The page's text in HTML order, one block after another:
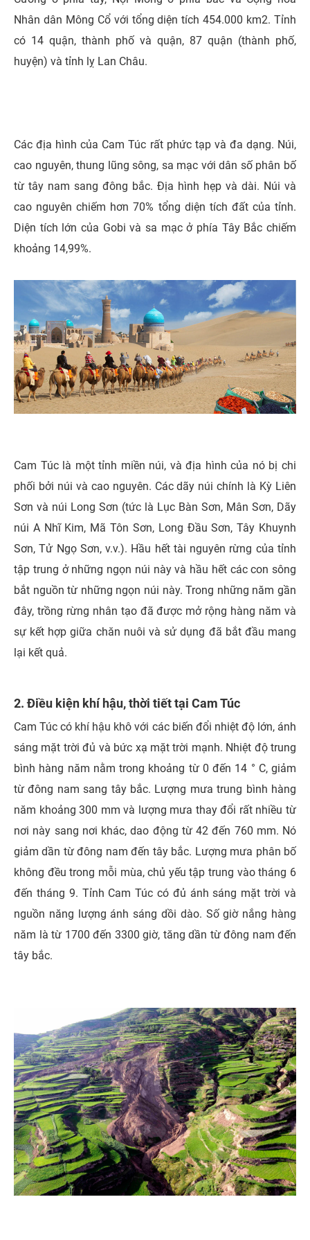
Nhân dân Mông Cổ với tổng diện tích 454.000 km2. Tỉnh
có 14 quận, thành phố và quận, 87 quận (thành phố,
huyện) và tỉnh lỵ Lan Châu.
Các địa hình của Cam Túc rất phức tạp và đa dạng. Núi,
cao nguyên, thung lũng sông, sa mạc với dân số phân bố
từ tây nam sang đông bắc. Địa hình hẹp và dài. Núi và
cao nguyên chiếm hơn 70% tổng diện tích đất của tỉnh.
Diện tích lớn của Gobi và sa mạc ở phía Tây Bắc chiếm
khoảng 14,99%.
Cam Túc là một tỉnh miền núi, và địa hình của nó bị chi
phối bởi núi và cao nguyên. Các dãy núi chính là Kỳ Liên
Sơn và núi Long Sơn (tức là Lục Bàn Sơn, Mân Sơn, Dãy
núi A Nhĩ Kim, Mã Tôn Sơn, Long Đầu Sơn, Tây Khuynh
Sơn, Tử Ngọ Sơn, v.v.). Hầu hết tài nguyên rừng của tỉnh
tập trung ở những ngọn núi này và hầu hết các con sông
bắt nguồn từ những ngọn núi này.Trong những năm gần
đây, trồng rừng nhân tạo đã được mở rộng hàng năm và
sự kết hợp giữa chăn nuôi và sử dụng đã bắt đầu mang
lại kết quả.
2. Điều kiện khí hậu, thời tiết tại Cam Túc
Cam Túc có khí hậu khô với các biến đổi nhiệt độ lớn, ánh
sáng mặt trời đủ và bức xạ mặt trời mạnh. Nhiệt độ trung
bình hàng năm nằm trong khoảng từ 0 đến 14 ° C, giảm
từ đông nam sang tây bắc. Lượng mưa trung bình hàng
năm khoảng 300 mm và lượng mưa thay đổi rất nhiều từ
nơi này sang nơi khác, dao động từ 42 đến 760 mm. Nó
giảm dần từ đông nam đến tây bắc. Lượng mưa phân bố
không đều trong mỗi mùa, chủ yếu tập trung vào tháng 6
đến tháng 9. Tỉnh Cam Túc có đủ ánh sáng mặt trời và
nguồn năng lượng ánh sáng dồi dào. Số giờ nắng hàng
năm là từ 1700 đến 3300 giờ, tăng dần từ đông nam đến
tây bắc.